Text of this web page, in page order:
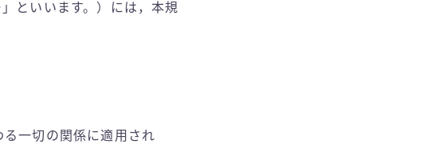
といいます。）には，本規
一切の関係に適用され